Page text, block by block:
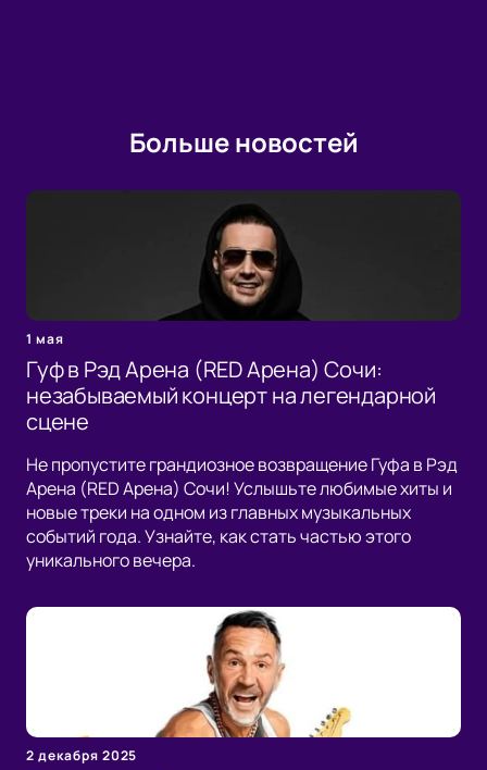
Больше новостей
1 мая
Гуф в Рэд Арена (RED Арена) Сочи:
незабываемый концерт на легендарной
сцене
Не пропустите грандиозное возвращение Гуфа в Рэд
Арена (RED Арена) Сочи! Услышьте любимые хиты и
новые треки на одном из главных музыкальных
событий года. Узнайте, как стать частью этого
уникального вечера.
2 декабря 2025